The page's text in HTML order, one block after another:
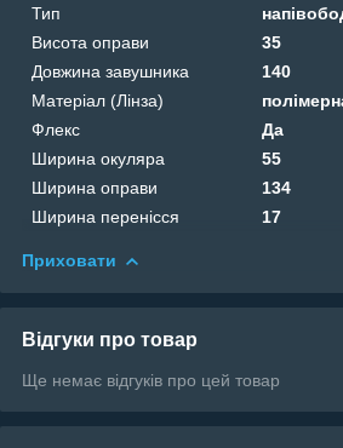
Тип
Висота оправи
35
Довжина завушника
140
Матеріал (Лінза)
Флекс
Да
Ширина окуляра
55
Ширина оправи
134
Ширина перенісся
17
Приховати
Відгуки про товар
Ще немає відгуків про цей товар